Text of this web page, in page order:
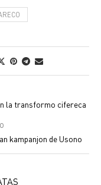
la transformo cifereca
kampanjon de Usono